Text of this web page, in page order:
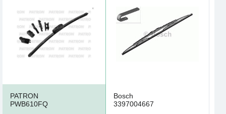
PATRON
PWB610FQ
Bosch
3397004667